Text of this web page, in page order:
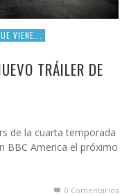
VIENE...
TRÁILER DE
de la cuarta temporada
BBC America el próximo
0 Comentarios